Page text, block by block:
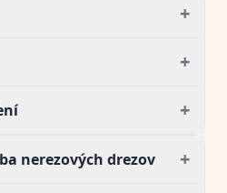
+
+
+
nerezových drezov +